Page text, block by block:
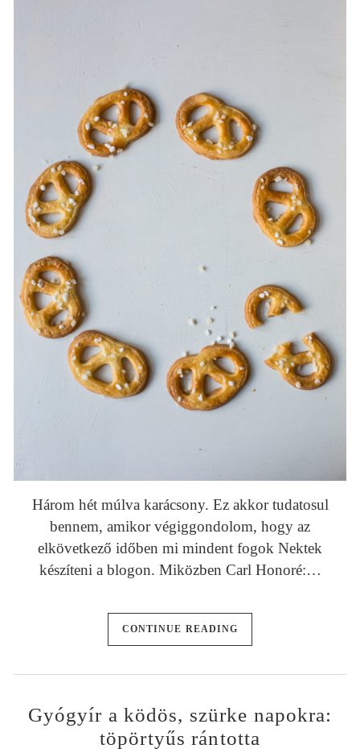
Három hét múlva karácsony. Ez akkor tudatosul
bennem, amikor végiggondolom, hogy az
elkövetkező időben mi mindent fogok Nektek
készíteni a blogon. Miközben Carl Honoré:…
CONTINUE READING
Gyógyír a ködös, szürke napokra:
töpörtyűs rántotta